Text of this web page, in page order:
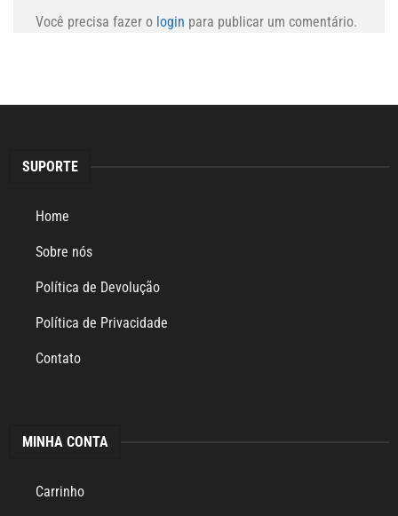
Você precisa fazer o login para publicar um comentário.
SUPORTE
Home
Sobre nós
Política de Devolução
Política de Privacidade
Contato
MINHA CONTA
Carrinho